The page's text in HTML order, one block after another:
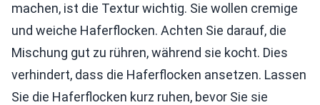
machen, ist die Textur wichtig. Sie wollen cremige
und weiche Haferflocken. Achten Sie darauf, die
Mischung gut zu rühren, während sie kocht. Dies
verhindert, dass die Haferflocken ansetzen. Lassen
Sie die Haferflocken kurz ruhen, bevor Sie sie